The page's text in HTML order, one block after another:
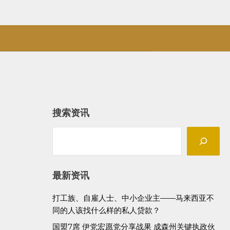
搜索资讯
最新资讯
打工族、自雇人士、中小企业主——马来西亚不
同的人该找什么样的私人贷款？
国盟7席 伊党宏愿党分享战果 成森州关键执政伙